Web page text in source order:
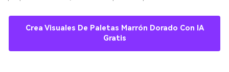
Crea Visuales De Paletas Marrón Dorado Con IA
Gratis